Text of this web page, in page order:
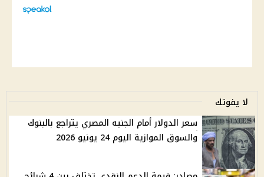
لا يفوتك
سعر الدولار أمام الجنيه المصري يتراجع بالبنوك
والسوق الموازية اليوم 24 يونيو 2026